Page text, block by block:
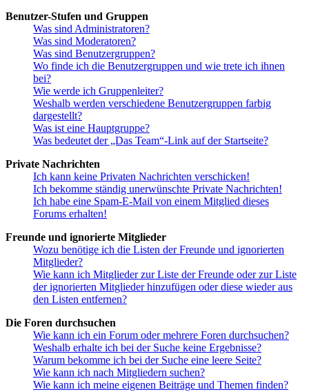
Benutzer-Stufen und Gruppen
Was sind Administratoren?
Was sind Moderatoren?
Was sind Benutzergruppen?
Wo finde ich die Benutzergruppen und wie trete ich ihnen
bei?
Wie werde ich Gruppenleiter?
Weshalb werden verschiedene Benutzergruppen farbig
dargestellt?
Was ist eine Hauptgruppe?
Was bedeutet der „Das Team“-Link auf der Startseite?
Private Nachrichten
Ich kann keine Privaten Nachrichten verschicken!
Ich bekomme ständig unerwünschte Private Nachrichten!
Ich habe eine Spam-E-Mail von einem Mitglied dieses
Forums erhalten!
Freunde und ignorierte Mitglieder
Wozu benötige ich die Listen der Freunde und ignorierten
Mitglieder?
Wie kann ich Mitglieder zur Liste der Freunde oder zur Liste
der ignorierten Mitglieder hinzufügen oder diese wieder aus
den Listen entfernen?
Die Foren durchsuchen
Wie kann ich ein Forum oder mehrere Foren durchsuchen?
Weshalb erhalte ich bei der Suche keine Ergebnisse?
Warum bekomme ich bei der Suche eine leere Seite?
Wie kann ich nach Mitgliedern suchen?
Wie kann ich meine eigenen Beiträge und Themen finden?